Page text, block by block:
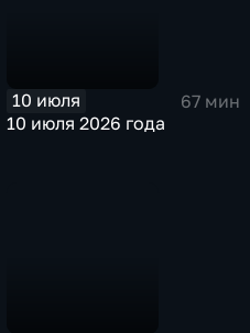
10 июля
67 мин
10 июля 2026 года